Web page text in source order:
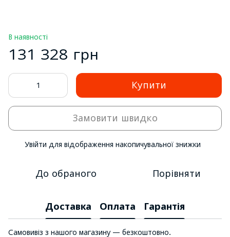
В наявності
131 328 грн
Купити
Замовити швидко
Увійти для відображення накопичувальної знижки
До обраного Порівняти
Доставка Оплата Гарантія
Самовивіз з нашого магазину — безкоштовно.